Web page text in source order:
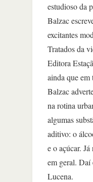
estudioso da
Balzac
excitantes
Tratados da
Editora
ainda que em
Balzac
na rotina
algumas
aditivo: o
e o açúcar.
em geral.
Lucena.